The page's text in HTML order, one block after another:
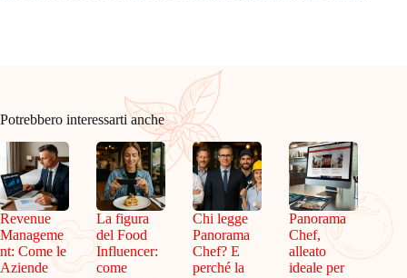
Potrebbero interessarti anche
Revenue
Manageme
nt: Come le
Aziende
La figura
del Food
Influencer:
come
Chi legge
Panorama
Chef? E
perché la
Panorama
Chef,
alleato
ideale per